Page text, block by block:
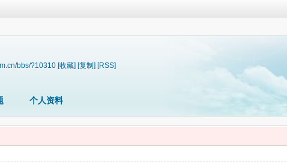
bbs/?10310 [收藏] [复制] [RSS]
个人资料